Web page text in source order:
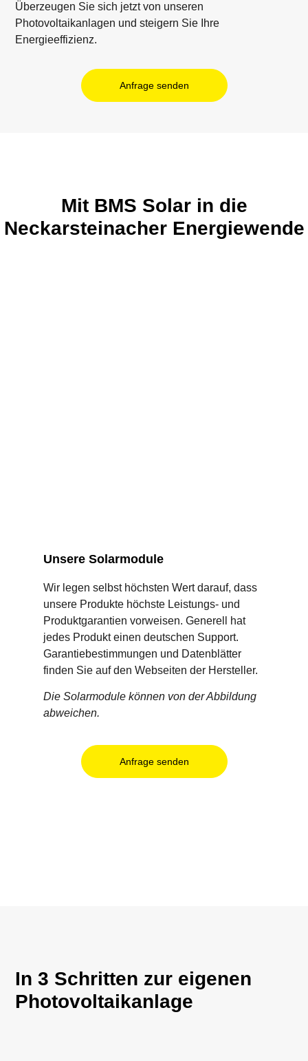
Überzeugen Sie sich jetzt von unseren
Photovoltaikanlagen und steigern Sie Ihre
Energieeffizienz.
Anfrage senden
Mit BMS Solar in die
Neckarsteinacher Energiewende
Unsere Solarmodule
Wir legen selbst höchsten Wert darauf, dass
unsere Produkte höchste Leistungs- und
Produktgarantien vorweisen. Generell hat
jedes Produkt einen deutschen Support.
Garantiebestimmungen und Datenblätter
finden Sie auf den Webseiten der Hersteller.
Die Solarmodule können von der Abbildung
abweichen.
Anfrage senden
In 3 Schritten zur eigenen
Photovoltaikanlage